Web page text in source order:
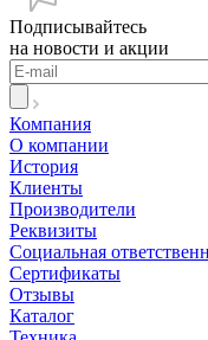
Подписывайтесь
на новости и акции
Компания
О компании
История
Клиенты
Производители
Реквизиты
Социальная
Сертификаты
Отзывы
Каталог